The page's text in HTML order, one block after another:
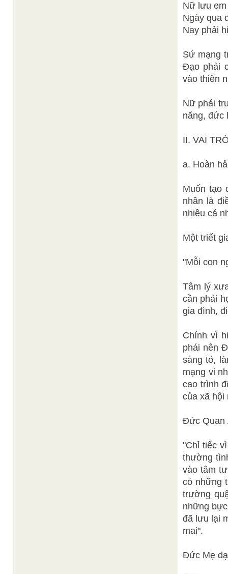
Nữ lưu
Ngày qua
Nay phải
Sứ mạng
Đạo phải
vào thiên
Nữ phái
năng, đức
II. VAI
a. Hoàn
Muốn tạo
nhân là
nhiều cá
Một triết
"Mỗi con
Tâm lý
cần phải
gia đình,
Chính vì
phái nên
sáng tỏ,
mạng vi
cao trình
của xã hội
Đức Quan
"Chỉ tiếc
thường
vào tâm
có những
trường
những
đã lưu lại
mai".
Đức Mẹ